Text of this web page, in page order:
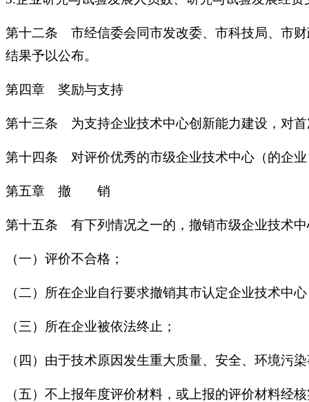
第十二条 市经信委会同市发改委、市科技局、市
结果予以公布。
第四章 奖励与支持
第十三条 为支持企业技术中心创新能力建设，对
第十四条 对评价优秀的市级企业技术中心（的企
第五章 撤 销
第十五条 有下列情况之一的，撤销市级企业技术
（一）评价不合格；
（二）所在企业自行要求撤销其市认定企业技术中
（三）所在企业被依法终止；
（四）由于技术原因发生重大质量、安全、环境污
（五）不上报年度评价材料，或上报的评价材料经